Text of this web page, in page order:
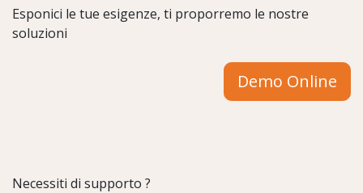
Esponici le tue esigenze, ti proporremo le nostre
soluzioni
Demo Online
Necessiti di supporto ?